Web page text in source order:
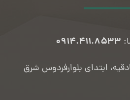
۰۹۱۴.۴۱۱.۸۵۳۳
ابتدای بلوارفردوس شرق